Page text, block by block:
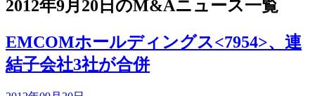
2012年9月20日のM&Aニュース一覧
EMCOMホールディングス<7954>、連
結子会社3社が合併